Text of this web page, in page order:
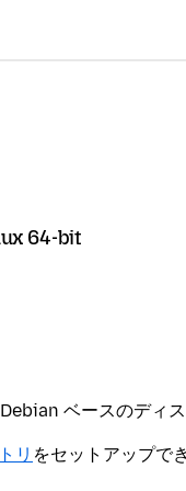
64-bit
ベースのディ
リ をセットアップで